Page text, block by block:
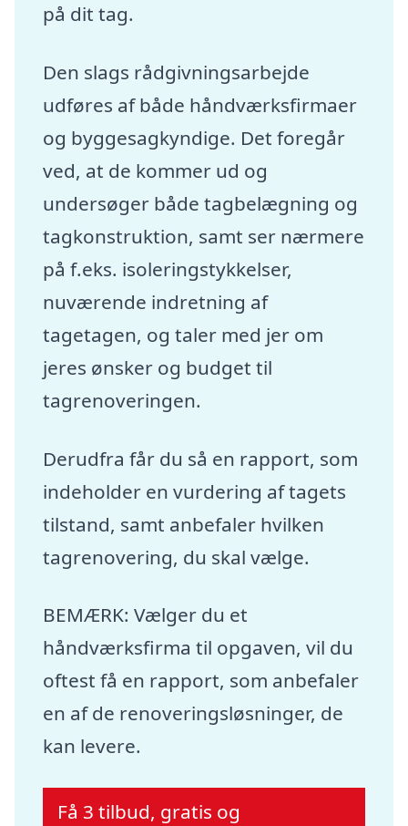
på dit tag.
Den slags rådgivningsarbejde
udføres af både håndværksfirmaer
og byggesagkyndige. Det foregår
ved, at de kommer ud og
undersøger både tagbelægning og
tagkonstruktion, samt ser nærmere
på f.eks. isoleringstykkelser,
nuværende indretning af
tagetagen, og taler med jer om
jeres ønsker og budget til
tagrenoveringen.
Derudfra får du så en rapport, som
indeholder en vurdering af tagets
tilstand, samt anbefaler hvilken
tagrenovering, du skal vælge.
BEMÆRK: Vælger du et
håndværksfirma til opgaven, vil du
oftest få en rapport, som anbefaler
en af de renoveringsløsninger, de
kan levere.
Få 3 tilbud, gratis og